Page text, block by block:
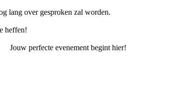
lang over gesproken zal worden.
heffen!
Jouw perfecte evenement begint hier!